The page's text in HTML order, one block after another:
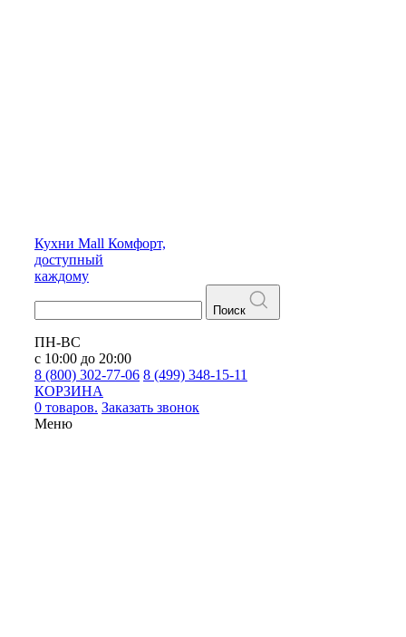
Кухни Mall Комфорт,
доступный
каждому
Поиск
ПН-ВС
с 10:00 до 20:00
8 (800) 302-77-06 8 (499) 348-15-11
КОРЗИНА
0 товаров. Заказать звонок
Меню